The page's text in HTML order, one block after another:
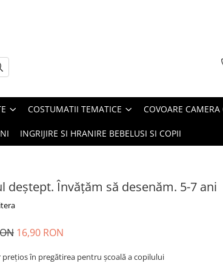
COSTUMATII TEMATICE COVOARE CAMERA
INGRIJIRE SI HRANIRE BEBELUSI SI COPII
deștept. Învățăm să desenăm. 5-7 ani
16,90 RON
preţios în pregătirea pentru şcoală a copilului